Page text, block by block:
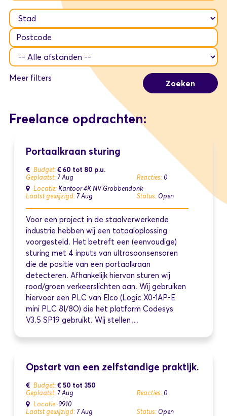
Meer filters
Freelance opdrachten:
Portaalkraan sturing
Budget: € 60 tot 80 p.u.
Geplaatst: 7 Aug Reacties: 0
Locatie: Kantoor 4K NV Grobbendonk
Laatst gewijzigd: 7 Aug Status: Open
Voor een project in de staalverwerkende
industrie hebben wij een totaaloplossing
voorgesteld. Het betreft een (eenvoudige)
sturing met 4 inputs van ultrasoonsensoren
die de positie van een portaalkraan
detecteren. Afhankelijk hiervan sturen wij
rood/groen verkeerslichten aan. Wij gebruiken
hiervoor een PLC van Elco (Logic X0-1AP-E
mini PLC 8I/8O) die het platform Codesys
V3.5 SP19 gebruikt. Wij stellen…
Opstart van een zelfstandige praktijk.
Budget: € 50 tot 350
Geplaatst: 7 Aug Reacties: 0
Locatie: 9910
Laatst gewijzigd: 7 Aug Status: Open